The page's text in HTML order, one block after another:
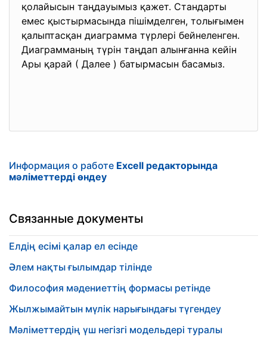
қолайысын таңдауымыз қажет. Стандарты
емес қыстырмасында пішімделген, толығымен
қалыптасқан диаграмма түрлері бейнеленген.
Диаграмманың түрін таңдап алынғанна кейін
Ары қарай ( Далее ) батырмасын басамыз.
Информация о работе Excell редакторында
мәліметтерді өндеу
Связанные документы
Елдің есімі қалар ел есінде
Әлем нақты ғылымдар тілінде
Философия мәдениеттің формасы ретінде
Жылжымайтын мүлік нарығындағы түгендеу
Мәліметтердің үш негізгі модельдері туралы